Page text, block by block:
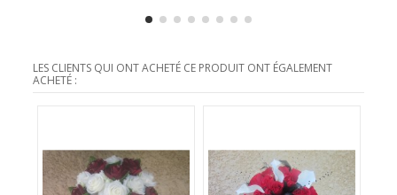
LES CLIENTS QUI ONT ACHETÉ CE PRODUIT ONT ÉGALEMENT
ACHETÉ :